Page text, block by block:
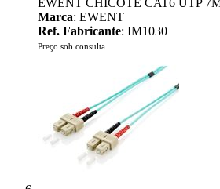
EWENT CHICOTE CAT6 UTP
Marca: EWENT
Ref. Fabricante: IM1030
Preço sob consulta